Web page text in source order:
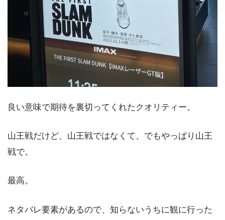
良い意味で期待を裏切ってくれたクオリティー。
山王戦だけど、山王戦ではなくて、でもやっぱり山王
戦で。
最高。
ネタバレ要素があるので、知らないうちに観に行った